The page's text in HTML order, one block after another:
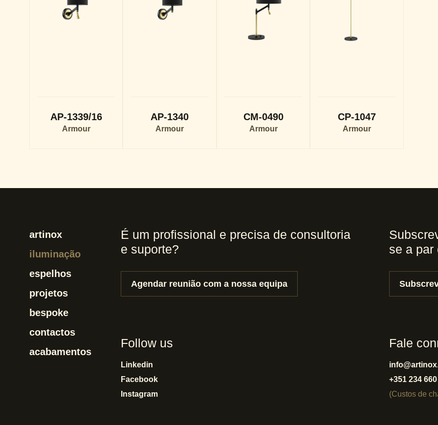
AP-1339/16
Armour
AP-1340
Armour
CM-0490
Armour
CP-1047
Armour
artinox
iluminação
espelhos
projetos
bespoke
contactos
acabamentos
É um profissional e precisa de consultoria
e suporte?
Agendar reunião com a nossa equipa
se a
Follow us
Linkedin
Facebook
Instagram
Fale
+351 234
(Custos de